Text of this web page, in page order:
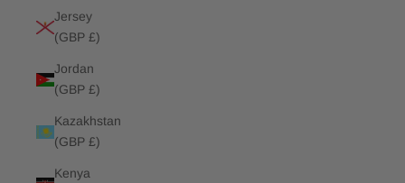
Jersey
(GBP £)
Jordan
(GBP £)
Kazakhstan
(GBP £)
Kenya